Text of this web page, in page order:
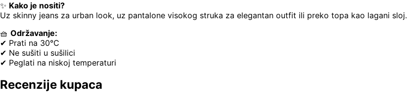
✨ Kako je nositi?
Uz skinny jeans za urban look, uz pantalone visokog struka za elegantan outfit ili preko topa kao lagani sloj.
🧺 Održavanje:
✔ Prati na 30°C
✔ Ne sušiti u sušilici
✔ Peglati na niskoj temperaturi
Recenzije kupaca